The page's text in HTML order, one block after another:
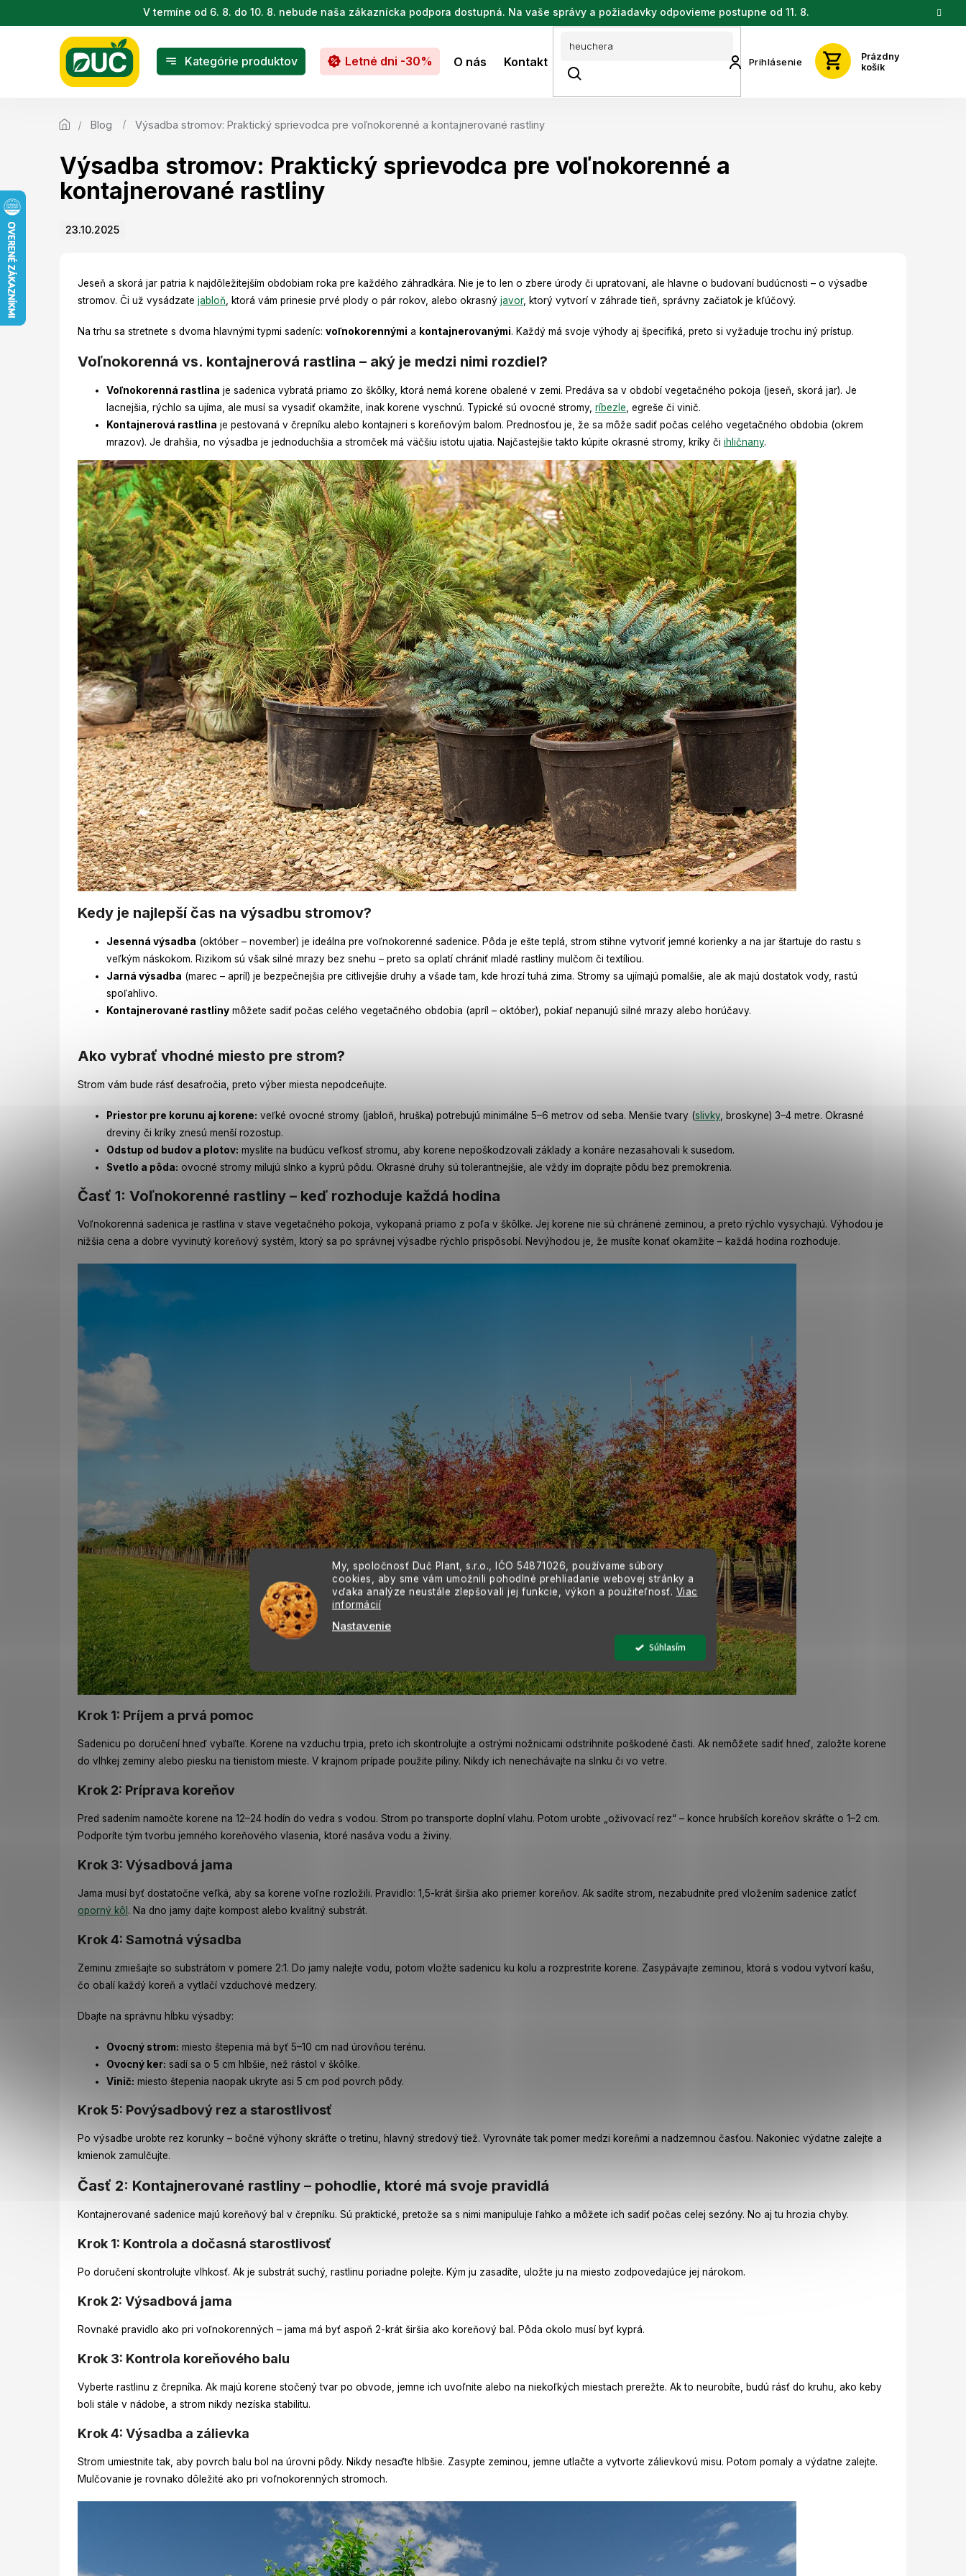
My, spoločnosť Duč Plant, s.r.o., IČO 54871026, používame súbory
cookies, aby sme vám umožnili pohodlné prehliadanie webovej stránky a
vďaka analýze neustále zlepšovali jej funkcie, výkon a použiteľnosť. Viac
informácií
Nastavenie
Súhlasím
na
V termíne od 6. 8. do 10. 8. nebude naša zákaznícka podpora dostupná. Na vaše správy a požiadavky odpovieme postupne od 11. 8.
Prihlásenie
Prázdny
košík
Kategórie produktov Letné dni -30% O nás Kontakt
Blog Výsadba stromov: Praktický sprievodca pre voľnokorenné a kontajnerované rastliny
Výsadba stromov: Praktický sprievodca pre voľnokorenné a
kontajnerované rastliny
23.10.2025
Jeseň a skorá jar patria k najdôležitejším obdobiam roka pre každého záhradkára. Nie je to len o zbere úrody či upratovaní, ale hlavne o budovaní budúcnosti – o výsadbe
stromov. Či už vysádzate jabloň , ktorá vám prinesie prvé plody o pár rokov, alebo okrasný javor, ktorý vytvorí v záhrade tieň, správny začiatok je kľúčový.
Na trhu sa stretnete s dvoma hlavnými typmi sadeníc: voľnokorennými a kontajnerovanými. Každý má svoje výhody aj špecifiká, preto si vyžaduje trochu iný prístup.
Voľnokorenná vs. kontajnerová rastlina – aký je medzi nimi rozdiel?
Voľnokorenná rastlina je sadenica vybratá priamo zo škôlky, ktorá nemá korene obalené v zemi. Predáva sa v období vegetačného pokoja (jeseň, skorá jar). Je
lacnejšia, rýchlo sa ujíma, ale musí sa vysadiť okamžite, inak korene vyschnú. Typické sú ovocné stromy, ríbezle , egreše či vinič.
Kontajnerová rastlina je pestovaná v črepníku alebo kontajneri s koreňovým balom. Prednosťou je, že sa môže sadiť počas celého vegetačného obdobia (okrem
mrazov). Je drahšia, no výsadba je jednoduchšia a stromček má väčšiu istotu ujatia. Najčastejšie takto kúpite okrasné stromy, kríky či ihličnany.
Kedy je najlepší čas na výsadbu stromov?
Jesenná výsadba (október – november) je ideálna pre voľnokorenné sadenice. Pôda je ešte teplá, strom stihne vytvoriť jemné korienky a na jar štartuje do rastu s
veľkým náskokom. Rizikom sú však silné mrazy bez snehu – preto sa oplatí chrániť mladé rastliny mulčom či textíliou.
Jarná výsadba (marec – apríl) je bezpečnejšia pre citlivejšie druhy a všade tam, kde hrozí tuhá zima. Stromy sa ujímajú pomalšie, ale ak majú dostatok vody, rastú
spoľahlivo.
Kontajnerované rastliny môžete sadiť počas celého vegetačného obdobia (apríl – október), pokiaľ nepanujú silné mrazy alebo horúčavy.
Ako vybrať vhodné miesto pre strom?
Strom vám bude rásť desaťročia, preto výber miesta nepodceňujte.
Priestor pre korunu aj korene: veľké ovocné stromy (jabloň, hruška) potrebujú minimálne 5–6 metrov od seba. Menšie tvary (slivky , broskyne) 3–4 metre. Okrasné
dreviny či kríky znesú menší rozostup.
Odstup od budov a plotov: myslite na budúcu veľkosť stromu, aby korene nepoškodzovali základy a konáre nezasahovali k susedom.
Svetlo a pôda: ovocné stromy milujú slnko a kyprú pôdu. Okrasné druhy sú tolerantnejšie, ale vždy im doprajte pôdu bez premokrenia.
Časť 1: Voľnokorenné rastliny – keď rozhoduje každá hodina
Voľnokorenná sadenica je rastlina v stave vegetačného pokoja, vykopaná priamo z poľa v škôlke. Jej korene nie sú chránené zeminou, a preto rýchlo vysychajú. Výhodou je
nižšia cena a dobre vyvinutý koreňový systém, ktorý sa po správnej výsadbe rýchlo prispôsobí. Nevýhodou je, že musíte konať okamžite – každá hodina rozhoduje.
Krok 1: Príjem a prvá pomoc
Sadenicu po doručení hneď vybaľte. Korene na vzduchu trpia, preto ich skontrolujte a ostrými nožnicami odstrihnite poškodené časti. Ak nemôžete sadiť hneď, založte korene
do vlhkej zeminy alebo piesku na tienistom mieste. V krajnom prípade použite piliny. Nikdy ich nenechávajte na slnku či vo vetre.
Krok 2: Príprava koreňov
Pred sadením namočte korene na 12–24 hodín do vedra s vodou. Strom po transporte doplní vlahu. Potom urobte „oživovací rez“ – konce hrubších koreňov skráťte o 1–2 cm.
Podporíte tým tvorbu jemného koreňového vlasenia, ktoré nasáva vodu a živiny.
Krok 3: Výsadbová jama
Jama musí byť dostatočne veľká, aby sa korene voľne rozložili. Pravidlo: 1,5-krát širšia ako priemer koreňov. Ak sadíte strom, nezabudnite pred vložením sadenice zatĺcť
oporný kôl . Na dno jamy dajte kompost alebo kvalitný substrát.
Krok 4: Samotná výsadba
Zeminu zmiešajte so substrátom v pomere 2:1. Do jamy nalejte vodu, potom vložte sadenicu ku kolu a rozprestrite korene. Zasypávajte zeminou, ktorá s vodou vytvorí kašu,
čo obalí každý koreň a vytlačí vzduchové medzery.
Dbajte na správnu hĺbku výsadby:
Ovocný strom: miesto štepenia má byť 5–10 cm nad úrovňou terénu.
Ovocný ker: sadí sa o 5 cm hlbšie, než rástol v škôlke.
Vinič: miesto štepenia naopak ukryte asi 5 cm pod povrch pôdy.
Krok 5: Povýsadbový rez a starostlivosť
Po výsadbe urobte rez korunky – bočné výhony skráťte o tretinu, hlavný stredový tiež. Vyrovnáte tak pomer medzi koreňmi a nadzemnou časťou. Nakoniec výdatne zalejte a
kmienok zamulčujte.
Časť 2: Kontajnerované rastliny – pohodlie, ktoré má svoje pravidlá
Kontajnerované sadenice majú koreňový bal v črepníku. Sú praktické, pretože sa s nimi manipuluje ľahko a môžete ich sadiť počas celej sezóny. No aj tu hrozia chyby.
Krok 1: Kontrola a dočasná starostlivosť
Po doručení skontrolujte vlhkosť. Ak je substrát suchý, rastlinu poriadne polejte. Kým ju zasadíte, uložte ju na miesto zodpovedajúce jej nárokom.
Krok 2: Výsadbová jama
Rovnaké pravidlo ako pri voľnokorenných – jama má byť aspoň 2-krát širšia ako koreňový bal. Pôda okolo musí byť kyprá.
Krok 3: Kontrola koreňového balu
Vyberte rastlinu z črepníka. Ak majú korene stočený tvar po obvode, jemne ich uvoľnite alebo na niekoľkých miestach prerežte. Ak to neurobíte, budú rásť do kruhu, ako keby
boli stále v nádobe, a strom nikdy nezíska stabilitu.
Krok 4: Výsadba a zálievka
Strom umiestnite tak, aby povrch balu bol na úrovni pôdy. Nikdy nesaďte hlbšie. Zasypte zeminou, jemne utlačte a vytvorte zálievkovú misu. Potom pomaly a výdatne zalejte.
Mulčovanie je rovnako dôležité ako pri voľnokorenných stromoch.